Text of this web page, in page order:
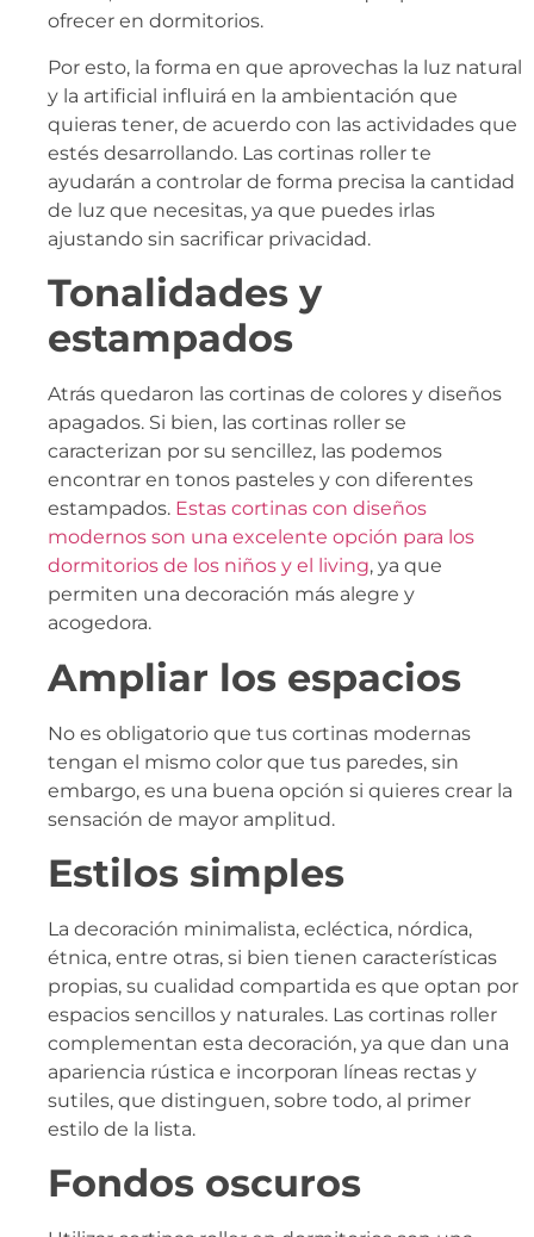
ofrecer en dormitorios.
Por esto, la forma en que aprovechas la luz natural
y la artificial influirá en la ambientación que
quieras tener, de acuerdo con las actividades que
estés desarrollando. Las cortinas roller te
ayudarán a controlar de forma precisa la cantidad
de luz que necesitas, ya que puedes irlas
ajustando sin sacrificar privacidad.
Tonalidades y
estampados
Atrás quedaron las cortinas de colores y diseños
apagados. Si bien, las cortinas roller se
caracterizan por su sencillez, las podemos
encontrar en tonos pasteles y con diferentes
estampados. Estas cortinas con diseños
modernos son una excelente opción para los
dormitorios de los niños y el living, ya que
permiten una decoración más alegre y
acogedora.
Ampliar los espacios
No es obligatorio que tus cortinas modernas
tengan el mismo color que tus paredes, sin
embargo, es una buena opción si quieres crear la
sensación de mayor amplitud.
Estilos simples
La decoración minimalista, ecléctica, nórdica,
étnica, entre otras, si bien tienen características
propias, su cualidad compartida es que optan por
espacios sencillos y naturales. Las cortinas roller
complementan esta decoración, ya que dan una
apariencia rústica e incorporan líneas rectas y
sutiles, que distinguen, sobre todo, al primer
estilo de la lista.
Fondos oscuros